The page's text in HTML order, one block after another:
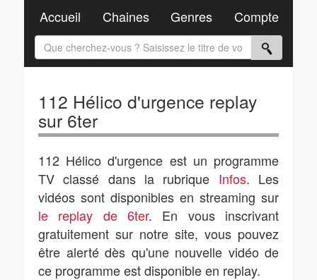
112 Hélico d'urgence replay
sur 6ter
112 Hélico d'urgence est un programme
TV classé dans la rubrique Infos. Les
vidéos sont disponibles en streaming sur
le replay de 6ter. En vous inscrivant
gratuitement sur notre site, vous pouvez
être alerté dès qu'une nouvelle vidéo de
ce programme est disponible en replay.
Accueil Chaines Genres Compte